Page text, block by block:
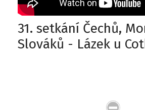
31. setkání Čechů,
Slováků - Lázek u